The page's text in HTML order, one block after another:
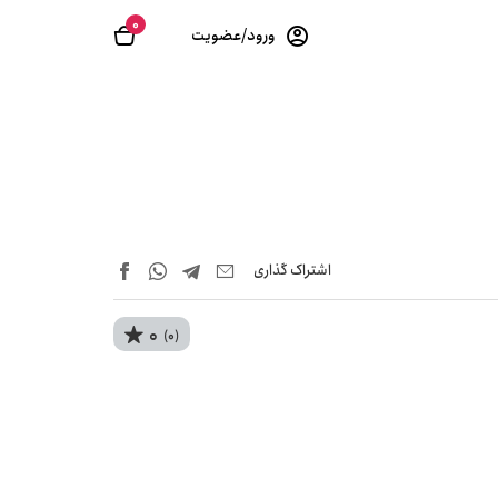
0 ورود/عضویت
اشتراک‌ گذاری
0 (0)